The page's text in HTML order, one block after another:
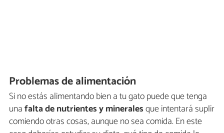
Problemas de alimentación
Si no estás alimentando bien a tu gato puede que tenga
unafalta de nutrientes y mineralesque intentará suplir
comiendo otras cosas, aunque no sea comida. En este